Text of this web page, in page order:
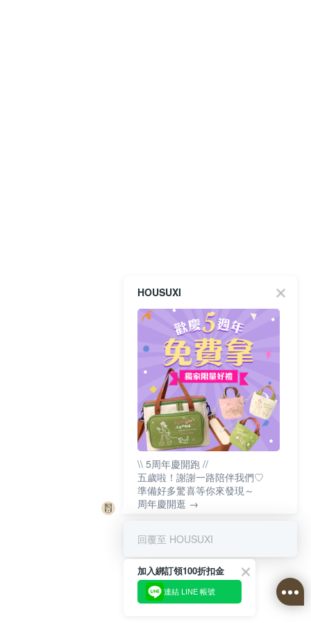
HOUSUXI
\\ 5周年慶開跑 //
五歲啦！謝謝一路陪伴我們♡
準備好多驚喜等你來發現～
周年慶開逛 →
回覆至 HOUSUXI
加入綁訂領100折扣金
連結 LINE 帳號